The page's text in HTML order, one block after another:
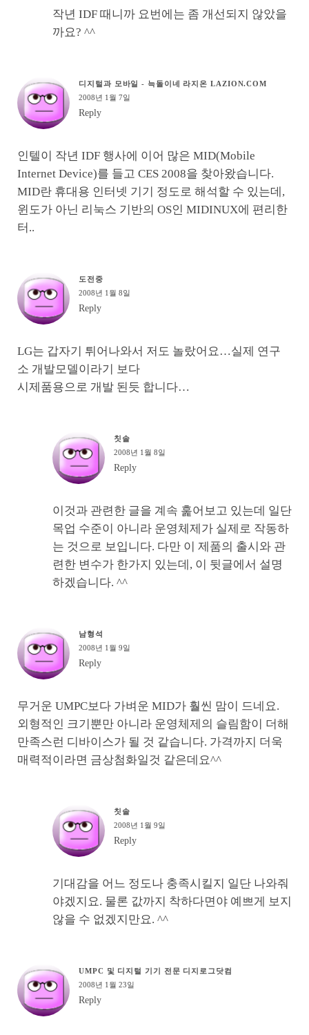
작년 IDF 때니까 요번에는 좀 개선되지 않았을
까요? ^^
디지털과 모바일 - 늑돌이네 라지온 LAZION.COM
2008년 1월 7일
Reply
인텔이 작년 IDF 행사에 이어 많은 MID(Mobile
Internet Device)를 들고 CES 2008을 찾아왔습니다.
MID란 휴대용 인터넷 기기 정도로 해석할 수 있는데,
윈도가 아닌 리눅스 기반의 OS인 MIDINUX에 편리한
터..
도전중
2008년 1월 8일
Reply
LG는 갑자기 튀어나와서 저도 놀랐어요…실제 연구
소 개발모델이라기 보다
시제품용으로 개발 된듯 합니다…
칫솔
2008년 1월 8일
Reply
이것과 관련한 글을 계속 훑어보고 있는데 일단
목업 수준이 아니라 운영체제가 실제로 작동하
는 것으로 보입니다. 다만 이 제품의 출시와 관
련한 변수가 한가지 있는데, 이 뒷글에서 설명
하겠습니다. ^^
남형석
2008년 1월 9일
Reply
무거운 UMPC보다 가벼운 MID가 훨씬 맘이 드네요.
외형적인 크기뿐만 아니라 운영체제의 슬림함이 더해
만족스런 디바이스가 될 것 같습니다. 가격까지 더욱
매력적이라면 금상첨화일것 같은데요^^
칫솔
2008년 1월 9일
Reply
기대감을 어느 정도나 충족시킬지 일단 나와줘
야겠지요. 물론 값까지 착하다면야 예쁘게 보지
않을 수 없겠지만요. ^^
UMPC 및 디지털 기기 전문 디지로그닷컴
2008년 1월 23일
Reply